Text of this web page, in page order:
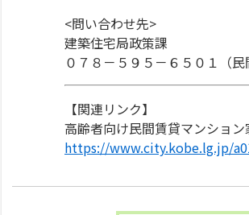
<問い合わせ先>
建築住宅局政策課
０７８－５９５－６５０１（民
【関連リンク】
高齢者向け民間賃貸マンショ
https://www.city.kobe.lg.jp/